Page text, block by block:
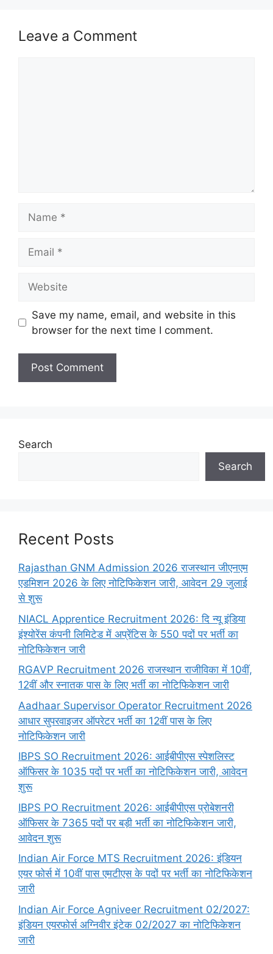
Leave a Comment
Save my name, email, and website in this
browser for the next time I comment.
Search
Search
Recent Posts
Rajasthan GNM Admission 2026 राजस्थान जीएनएम
एडमिशन 2026 के लिए नोटिफिकेशन जारी, आवेदन 29 जुलाई
से शुरू
NIACL Apprentice Recruitment 2026: दि न्यू इंडिया
इंश्योरेंस कंपनी लिमिटेड में अप्रेंटिस के 550 पदों पर भर्ती का
नोटिफिकेशन जारी
RGAVP Recruitment 2026 राजस्थान राजीविका में 10वीं,
12वीं और स्नातक पास के लिए भर्ती का नोटिफिकेशन जारी
Aadhaar Supervisor Operator Recruitment 2026
आधार सुपरवाइजर ऑपरेटर भर्ती का 12वीं पास के लिए
नोटिफिकेशन जारी
IBPS SO Recruitment 2026: आईबीपीएस स्पेशलिस्ट
ऑफिसर के 1035 पदों पर भर्ती का नोटिफिकेशन जारी, आवेदन
शुरू
IBPS PO Recruitment 2026: आईबीपीएस प्रोबेशनरी
ऑफिसर के 7365 पदों पर बड़ी भर्ती का नोटिफिकेशन जारी,
आवेदन शुरू
Indian Air Force MTS Recruitment 2026: इंडियन
एयर फोर्स में 10वीं पास एमटीएस के पदों पर भर्ती का नोटिफिकेशन
जारी
Indian Air Force Agniveer Recruitment 02/2027:
इंडियन एयरफोर्स अग्निवीर इंटेक 02/2027 का नोटिफिकेशन
जारी